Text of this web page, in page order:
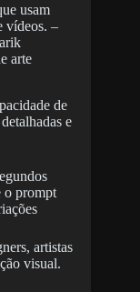
usam
vídeos. –
arte
de
e
o prompt
artistas
visual.